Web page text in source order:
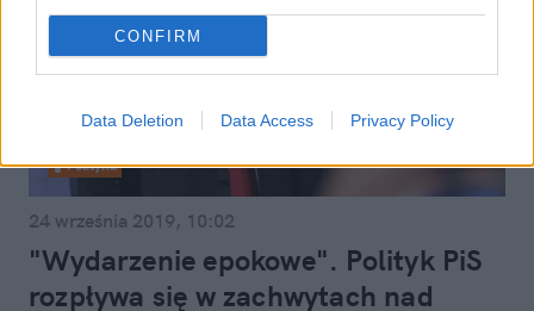
CONFIRM
Data Deletion Data Access Privacy Policy
Polityka
24 września 2019, 10:02
"Wydarzenie epokowe". Polityk PiS
rozpływa się w zachwytach nad